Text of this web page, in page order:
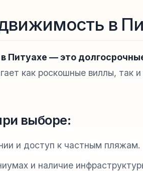
в
Питуахе — это
как роскошные виллы, так
выборе:
и доступ к частным пляжам.
и наличие